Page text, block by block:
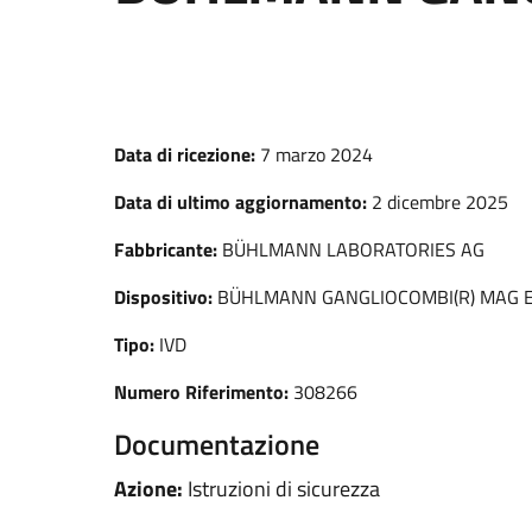
Data di ricezione: 7 marzo 2024
Data di ultimo aggiornamento: 2 dicembre 2025
Fabbricante: BÜHLMANN LABORATORIES AG
Dispositivo: BÜHLMANN GANGLIOCOMBI(R) MAG
Tipo: IVD
Numero Riferimento: 308266
Documentazione
Azione: Istruzioni di sicurezza